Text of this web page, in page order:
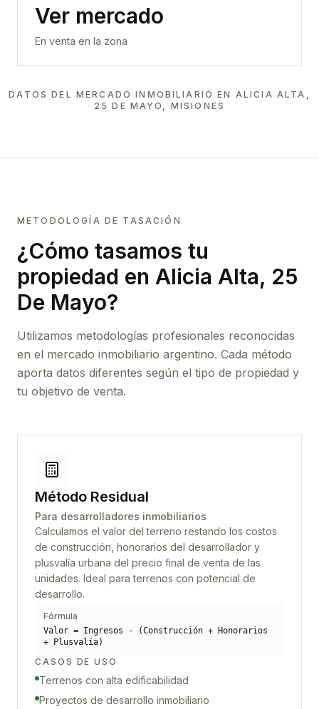
Ver mercado
En venta en la zona
DATOS DEL MERCADO INMOBILIARIO EN ALICIA ALTA,
25 DE MAYO, MISIONES
METODOLOGÍA DE TASACIÓN
¿Cómo tasamos tu
propiedad en Alicia Alta, 25
De Mayo?
Utilizamos metodologías profesionales reconocidas
en el mercado inmobiliario argentino. Cada método
aporta datos diferentes según el tipo de propiedad y
tu objetivo de venta.
Método Residual
Para desarrolladores inmobiliarios
Calculamos el valor del terreno restando los costos
de construcción, honorarios del desarrollador y
plusvalía urbana del precio final de venta de las
unidades. Ideal para terrenos con potencial de
desarrollo.
Fórmula
Valor = Ingresos - (Construcción + Honorarios
+ Plusvalía)
CASOS DE USO
Terrenos con alta edificabilidad
Proyectos de desarrollo inmobiliario